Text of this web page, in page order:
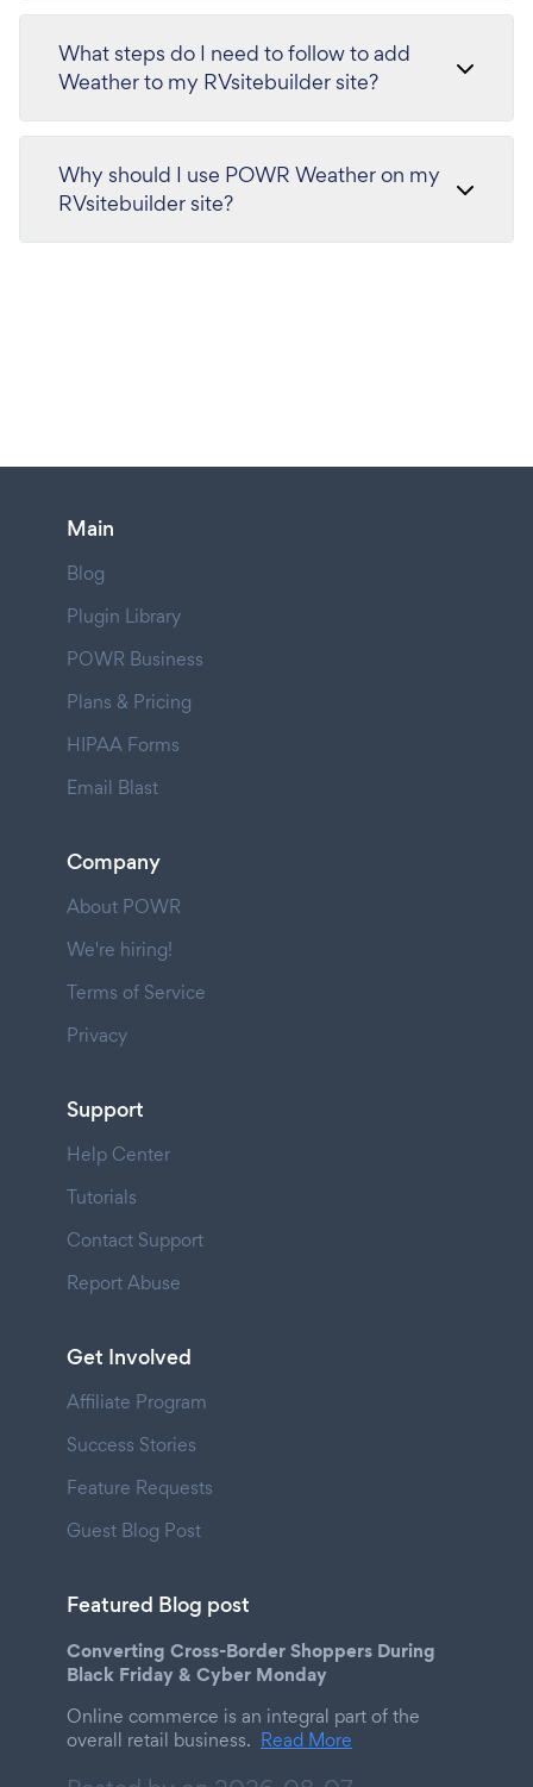
What steps do I need to follow to add
Weather to my RVsitebuilder site?
Why should I use POWR Weather on my
RVsitebuilder site?
Main
Blog
Plugin Library
POWR Business
Plans & Pricing
HIPAA Forms
Email Blast
Company
About POWR
We're hiring!
Terms of Service
Privacy
Support
Help Center
Tutorials
Contact Support
Report Abuse
Get Involved
Affiliate Program
Success Stories
Feature Requests
Guest Blog Post
Featured Blog post
Converting Cross-Border Shoppers During
Black Friday & Cyber Monday
Online commerce is an integral part of the
overall retail business. Read More